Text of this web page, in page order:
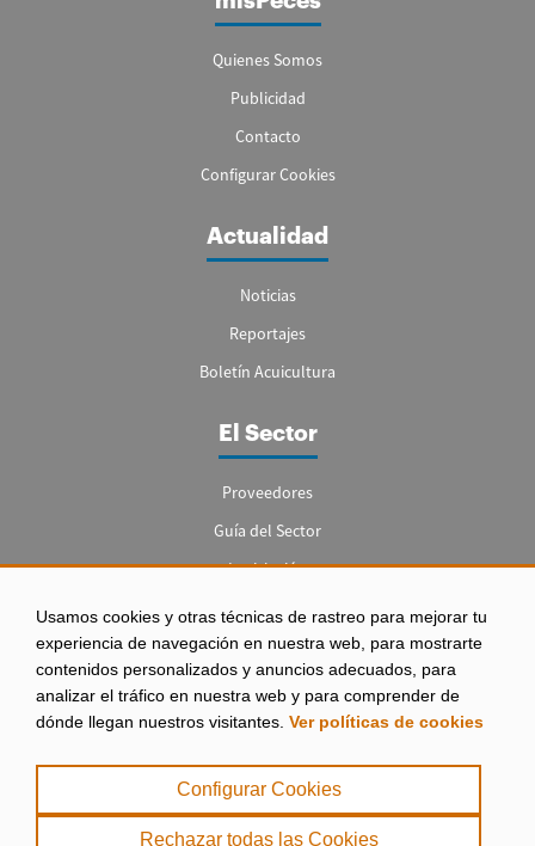
Usamos cookies y otras técnicas de rastreo para mejorar tu
experiencia de navegación en nuestra web, para mostrarte
contenidos personalizados y anuncios adecuados, para
analizar el tráfico en nuestra web y para comprender de
dónde llegan nuestros visitantes. Ver políticas de cookies
Configurar Cookies
Rechazar todas las Cookies
Quienes Somos
Publicidad
Contacto
Configurar Cookies
Actualidad
Noticias
Reportajes
Boletín Acuicultura
El Sector
Proveedores
Guía del Sector
Legislación
Empleo
Aviso legal
|
Política de Privacidad
|